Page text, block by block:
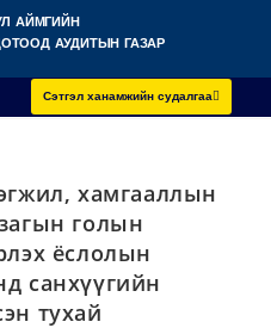
АЙМГИЙН
АУДИТЫН ГАЗАР
Сэтгэл ханамжийн судалгаа
хамгааллын
голын
ёслолын
санхүүгийн
тухай